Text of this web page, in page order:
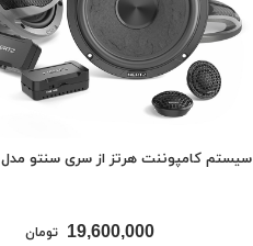
سیستم كامپوننت هرتز از سری سنتو مدل CK 165 L
19,600,000 تومان